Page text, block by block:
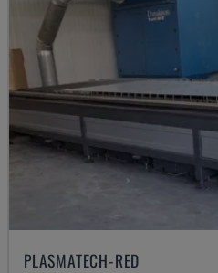
PLASMATECH-RED